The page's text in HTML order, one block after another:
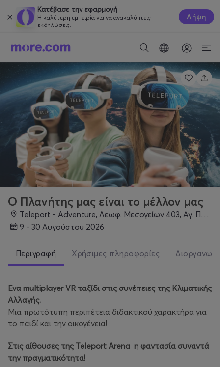
Κατέβασε την εφαρμογή
Η καλύτερη εμπειρία για να ανακαλύπτεις
εκδηλώσεις.
Λήψη
Ο Πλανήτης μας είναι το μέλλον μας
Teleport - Adventure, Λεωφ. Μεσογείων 403, Αγ. Παρασκευή
9 - 30 Αυγούστου 2026
Περιγραφή Χρήσιμες πληροφορίες
Ένα multiplayer VR ταξίδι στις συνέπειες της Κλιματικής
Αλλαγής.
Μια πρωτότυπη περιπέτεια διδακτικού χαρακτήρα για
το παιδί και την οικογένεια!
Στις αίθουσες της Teleport Arena η φαντασία συναντά
την πραγματικότητα!